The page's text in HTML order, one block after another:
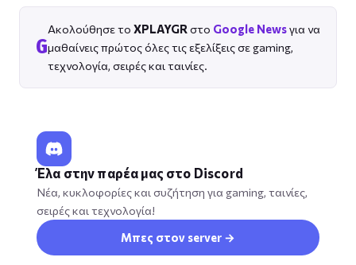
G
Ακολούθησε το XPLAYGR στο Google Newsγια να
μαθαίνεις πρώτος όλες τις εξελίξεις σε gaming,
τεχνολογία, σειρές και ταινίες.
Έλα στην παρέα μας στο Discord
Νέα, κυκλοφορίες και συζήτηση για gaming, ταινίες,
σειρές και τεχνολογία!
Μπες στον server →